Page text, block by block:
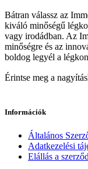
Bátran válassz az
kiváló minőségű
vagy irodádban. Az
minőségre és az
boldog legyél a
Érintse meg a
Információk
Általános
Adatkezelési
Elállás a